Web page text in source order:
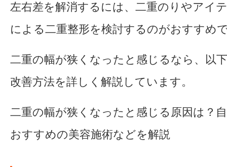
左右差を解消するには、二重のりやアイ
による二重整形を検討するのがおすすめ
二重の幅が狭くなったと感じるなら、以
改善方法を詳しく解説しています。
二重の幅が狭くなったと感じる原因は？
おすすめの美容施術などを解説